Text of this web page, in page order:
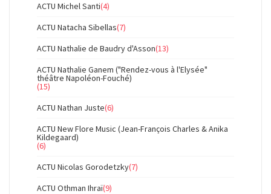
ACTU Michel Santi(4)
ACTU Natacha Sibellas(7)
ACTU Nathalie de Baudry d'Asson(13)
ACTU Nathalie Ganem ("Rendez-vous à l'Elysée"
théâtre Napoléon-Fouché)
(15)
ACTU Nathan Juste(6)
ACTU New Flore Music (Jean-François Charles & Anika
Kildegaard)
(6)
ACTU Nicolas Gorodetzky(7)
ACTU Othman Ihraï(9)